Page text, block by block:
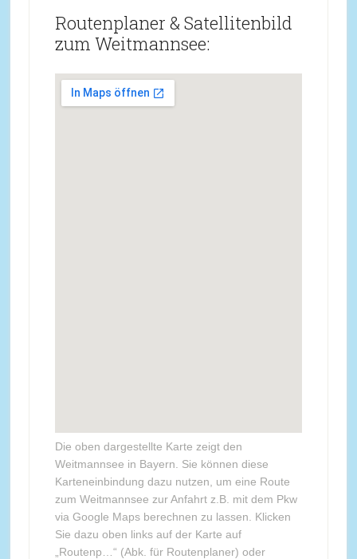
Routenplaner & Satellitenbild
zum Weitmannsee:
Die oben dargestellte Karte zeigt den
Weitmannsee in Bayern. Sie können diese
Karteneinbindung dazu nutzen, um eine Route
zum Weitmannsee zur Anfahrt z.B. mit dem Pkw
via Google Maps berechnen zu lassen. Klicken
Sie dazu oben links auf der Karte auf
„Routenp…“ (Abk. für Routenplaner) oder